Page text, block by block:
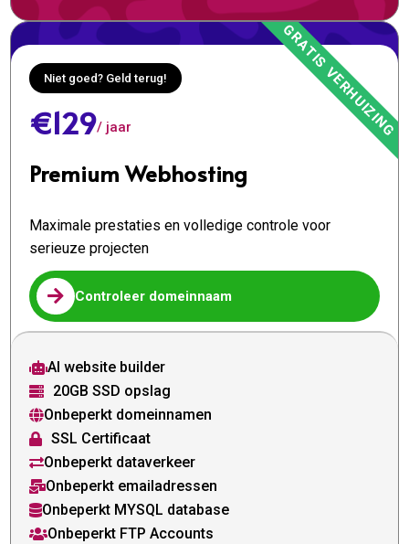
Niet goed? Geld terug!
€129/ jaar
Premium Webhosting
Maximale prestaties en volledige controle voor
serieuze projecten
 Controleer domeinnaam
AI website builder
 20GB SSD opslag
Onbeperkt domeinnamen
 SSL Certificaat
Onbeperkt dataverkeer
Onbeperkt emailadressen
Onbeperkt MYSQL database
Onbeperkt FTP Accounts